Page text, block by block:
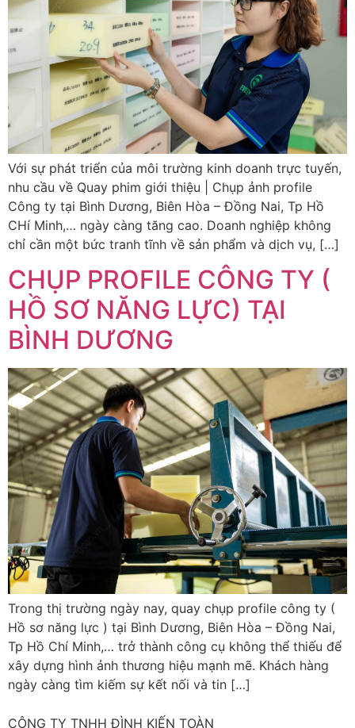
Với sự phát triển của môi trường kinh doanh trực tuyến,
nhu cầu về Quay phim giới thiệu | Chụp ảnh profile
Công ty tại Bình Dương, Biên Hòa – Đồng Nai, Tp Hồ
CHí Minh,… ngày càng tăng cao. Doanh nghiệp không
chỉ cần một bức tranh tĩnh về sản phẩm và dịch vụ, […]
CHỤP PROFILE CÔNG TY (
HỒ SƠ NĂNG LỰC) TẠI
BÌNH DƯƠNG
Trong thị trường ngày nay, quay chụp profile công ty (
Hồ sơ năng lực ) tại Bình Dương, Biên Hòa – Đồng Nai,
Tp Hồ Chí Minh,… trở thành công cụ không thể thiếu để
xây dựng hình ảnh thương hiệu mạnh mẽ. Khách hàng
ngày càng tìm kiếm sự kết nối và tin […]
CÔNG TY TNHH ĐÌNH KIẾN TOÀN